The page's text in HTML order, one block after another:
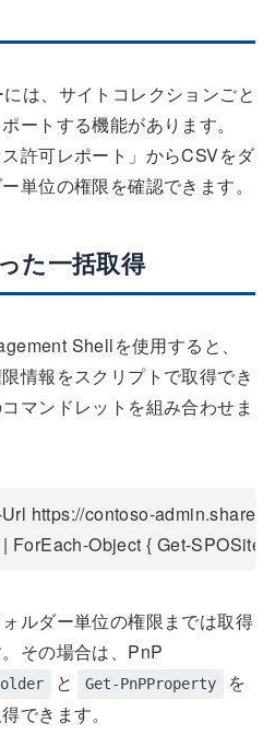
は、サイトコレクションごと
ートする機能があります。
許可レポート」からCSVをダ
単位の権限を確認できます。
た一括取得
Shellを使用すると、
情報をスクリプトで取得でき
マンドレットを組み合わせま
https://contoso-
ForEach-Object { Get-
ルダー単位の権限までは取得
その場合は、PnP
と Get-PnPProperty
を
できます。